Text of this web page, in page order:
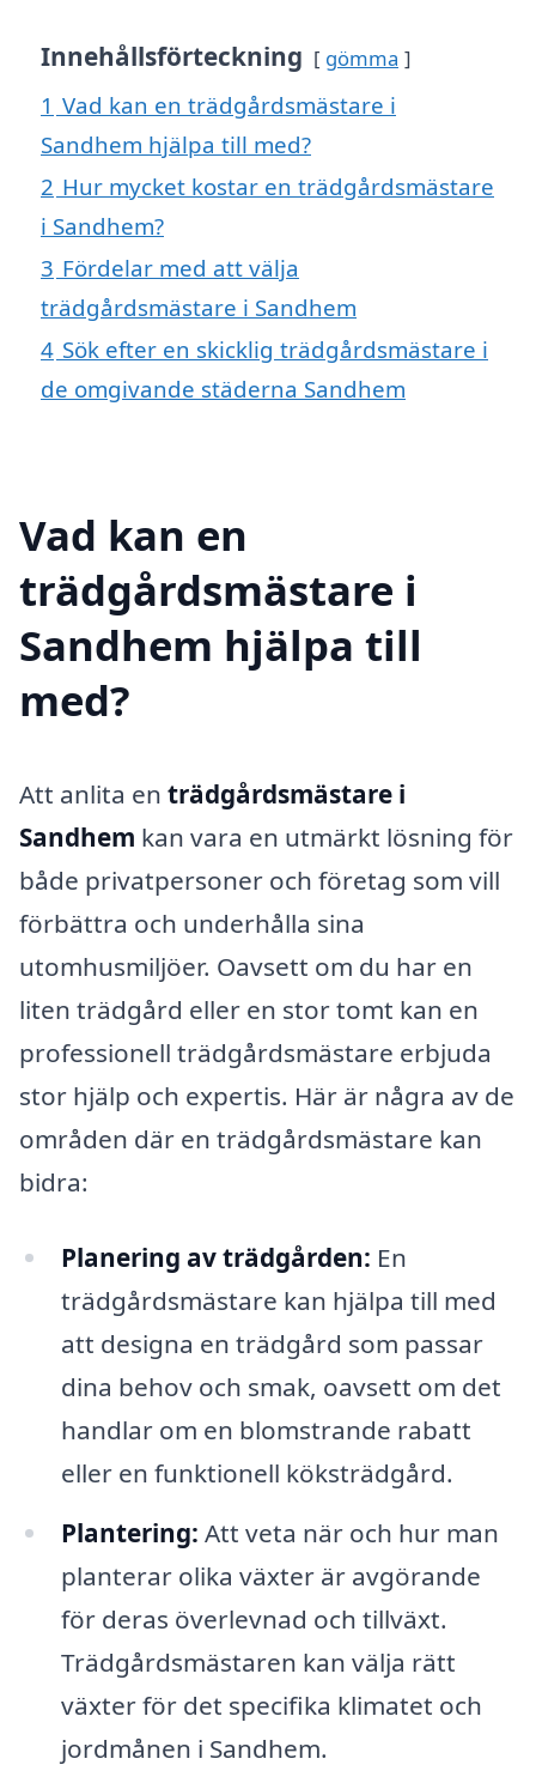
Innehållsförteckning gömma
1 Vad kan en trädgårdsmästare i
Sandhem hjälpa till med?
2 Hur mycket kostar en trädgårdsmästare
i Sandhem?
3 Fördelar med att välja
trädgårdsmästare i Sandhem
4 Sök efter en skicklig trädgårdsmästare i
de omgivande städerna Sandhem
Vad kan en
trädgårdsmästare i
Sandhem hjälpa till
med?
Att anlita en trädgårdsmästare i
Sandhem kan vara en utmärkt lösning för
både privatpersoner och företag som vill
förbättra och underhålla sina
utomhusmiljöer. Oavsett om du har en
liten trädgård eller en stor tomt kan en
professionell trädgårdsmästare erbjuda
stor hjälp och expertis. Här är några av de
områden där en trädgårdsmästare kan
bidra:
Planering av trädgården: En
trädgårdsmästare kan hjälpa till med
att designa en trädgård som passar
dina behov och smak, oavsett om det
handlar om en blomstrande rabatt
eller en funktionell köksträdgård.
Plantering: Att veta när och hur man
planterar olika växter är avgörande
för deras överlevnad och tillväxt.
Trädgårdsmästaren kan välja rätt
växter för det specifika klimatet och
jordmånen i Sandhem.